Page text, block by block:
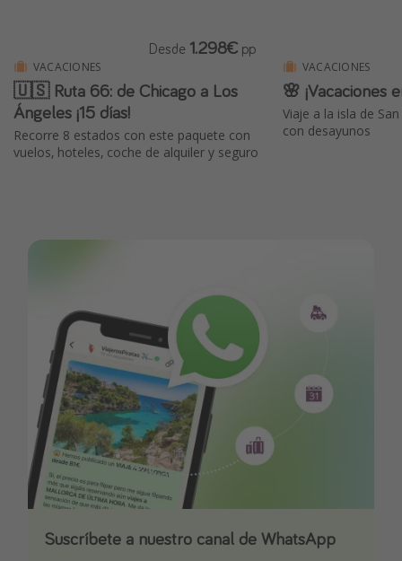
VACACIONES
🇺🇸 Ruta 66: de Chicago a Los
Ángeles ¡15 días!
Recorre 8 estados con este paquete con
vuelos, hoteles, coche de alquiler y seguro
Desde 1.298€ pp
VACACIONES
🌸 ¡Vacaciones
Viaje a la isla de San
con desayunos
Suscríbete a nuestro canal de WhatsApp
Descarga nuestra app
¡Suscríbete a nuestro canal de Telegram!